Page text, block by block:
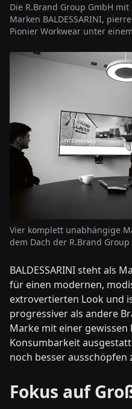
Die R.Brand Group GmbH
Marken BALDESSARINI,
Pionier Workwear unter
Vier komplett unabhängige
dem Dach der R.Brand
BALDESSARINI steht als
für einen modernen,
extrovertierten Look und
progressiver als andere
Marke mit einer
Konsumbarkeit
noch besser ausschöpfen
Fokus auf